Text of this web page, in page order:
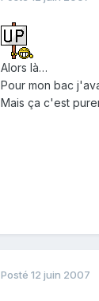
Alors là…
Pour mon bac
Mais ça c'est
Posté 12 juin 2007